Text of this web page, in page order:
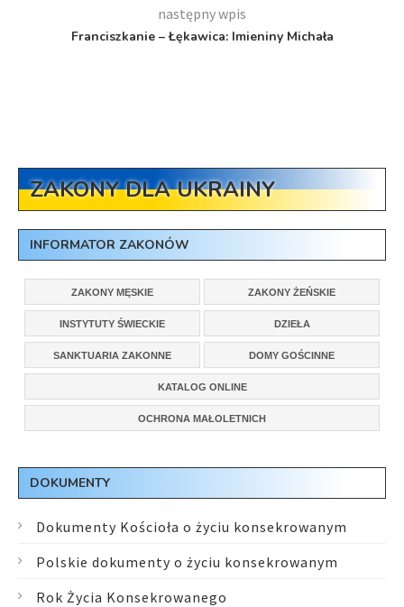
następny wpis
Franciszkanie – Łękawica: Imieniny Michała
ZAKONY DLA UKRAINY
INFORMATOR ZAKONÓW
ZAKONY MĘSKIE ZAKONY ŻEŃSKIE
INSTYTUTY ŚWIECKIE DZIEŁA
SANKTUARIA ZAKONNE DOMY GOŚCINNE
KATALOG ONLINE
OCHRONA MAŁOLETNICH
DOKUMENTY
Dokumenty Kościoła o życiu konsekrowanym
Polskie dokumenty o życiu konsekrowanym
Rok Życia Konsekrowanego